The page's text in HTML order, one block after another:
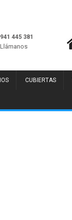
941 445 381
Llámanos
CUBIERTAS